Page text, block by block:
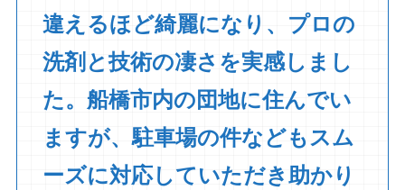
違えるほど綺麗になり、プロの
洗剤と技術の凄さを実感しまし
た。船橋市内の団地に住んでい
ますが、駐車場の件などもスム
ーズに対応していただき助かり